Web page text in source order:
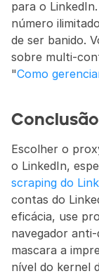
para o
número
de ser banido.
sobre multi-
"Como
Conclusão
Escolher o
o LinkedIn,
scraping do
contas do
eficácia, use
navegador
mascara a
nível do kernel